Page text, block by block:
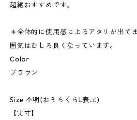
超絶おすすめです。
＊全体的に使用感によるアタリが出て
囲気はむしろ良くなっています。
Color
ブラウン
Size 不明(おそらくらL表記)
【実寸】